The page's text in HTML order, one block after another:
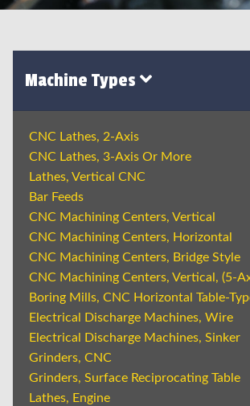
Machine Types
CNC Lathes, 2-Axis
CNC Lathes, 3-Axis Or More
Lathes, Vertical CNC
Bar Feeds
CNC Machining Centers, Vertical
CNC Machining Centers, Horizontal
CNC Machining Centers, Bridge Style
CNC Machining Centers, Vertical, (5-
Boring Mills, CNC Horizontal Table-
Electrical Discharge Machines, Wire
Electrical Discharge Machines, Sinker
Grinders, CNC
Grinders, Surface Reciprocating Table
Lathes, Engine